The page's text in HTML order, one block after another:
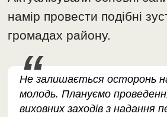
намір провести подібні
громадах району.
Не залишається осторонь
молодь. Плануємо
виховних заходів з надання